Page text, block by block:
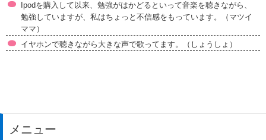
Ipodを購入して以来、勉強がはかどるといって音楽を聴きながら、
勉強していますが、私はちょっと不信感をもっています。（マツイ
ママ）
イヤホンで聴きながら大きな声で歌ってます。（しょうしょ）
メニュー